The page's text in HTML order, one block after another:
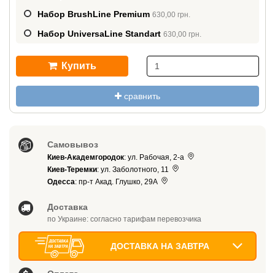
Набор BrushLine Premium 630,00 грн.
Набор UniversaLine Standart 630,00 грн.
Купить
сравнить
Самовывоз
Киев-Академгородок: ул. Рабочая, 2-а
Киев-Теремки: ул. Заболотного, 11
Одесса: пр-т Акад. Глушко, 29А
Доставка
по Украине: согласно тарифам перевозчика
ДОСТАВКА НА ЗАВТРА